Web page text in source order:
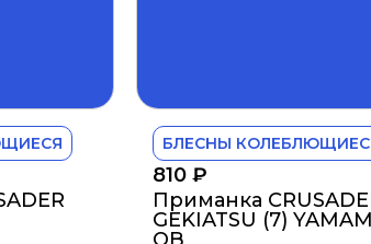
БЛЕСНЫ
810 ₽
Приманка
GEKIATSU (7)